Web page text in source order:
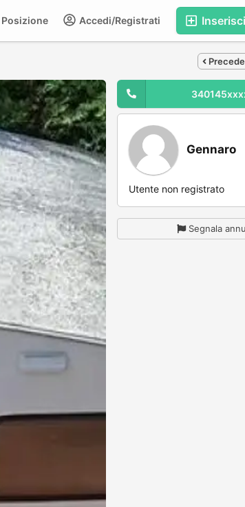
Accedi/Registrati
Posizione
Gennaro
Utente non registrato
Segnala